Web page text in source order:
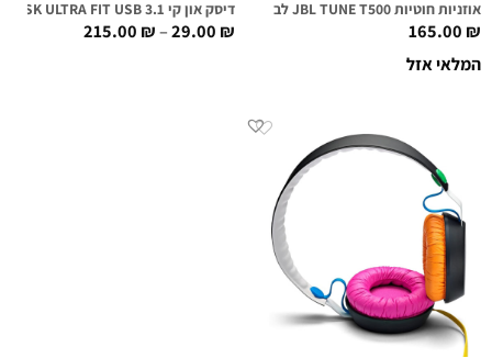
אוזניות חוטיות JBL TUNE T500 לבנות
165.00₪
המלאי אזל
דיסק און קי SANDISK ULTRA FIT USB 3.1
29.00₪
–
215.00₪